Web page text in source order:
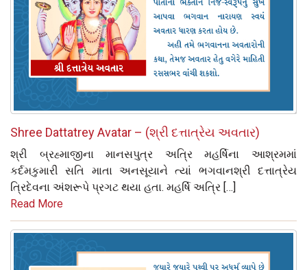
Shree Dattatrey Avatar – (શ્રી દત્તાત્રેય અવતાર)
શ્રી બ્રહ્માજીના માનસપુત્ર અત્રિ મહર્ષિના આશ્રમમાં
કર્દમકુમારી સતિ માતા અનસૂયાને ત્યાં ભગવાનશ્રી દત્તાત્રેય
ત્રિદેવના અંશરૂપે પ્રગટ થયા હતા. મહર્ષિ અત્રિ […]
Read More